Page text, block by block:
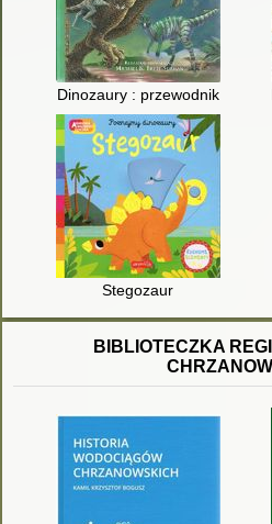
Dinozaury : przewodnik
Stegozaur
BIBLIOTECZKA